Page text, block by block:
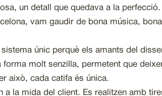
un detall que quedava a la perfecció.
vam gaudir de bona música,
únic perquè els amants del
forma molt senzilla, permetent que
això, cada catifa és única.
a la mida del client. Es realitzen amb